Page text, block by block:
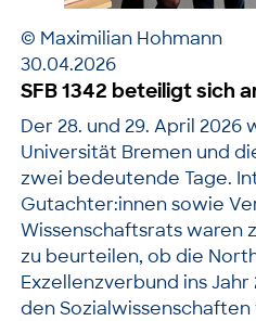
© Maximilian Hohmann
30.04.2026
SFB 1342 beteiligt sich
Der 28. und 29. April 2026
Universität Bremen und
zwei bedeutende Tage.
Gutachter:innen sowie
Wissenschaftsrats waren
zu beurteilen, ob die
Exzellenzverbund ins
den